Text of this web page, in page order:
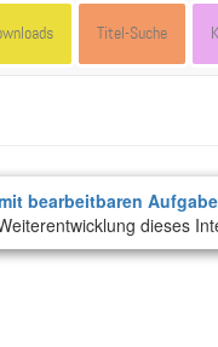
Titel-Suche
bearbeitbaren
dieses